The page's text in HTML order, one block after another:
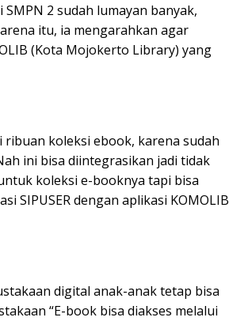
2 sudah lumayan banyak,
itu, ia mengarahkan agar
(Kota Mojokerto Library) yang
ribuan koleksi ebook, karena sudah
ini bisa diintegrasikan jadi tidak
koleksi e-booknya tapi bisa
SIPUSER dengan aplikasi KOMOLIB
digital anak-anak tetap bisa
“E-book bisa diakses melalui